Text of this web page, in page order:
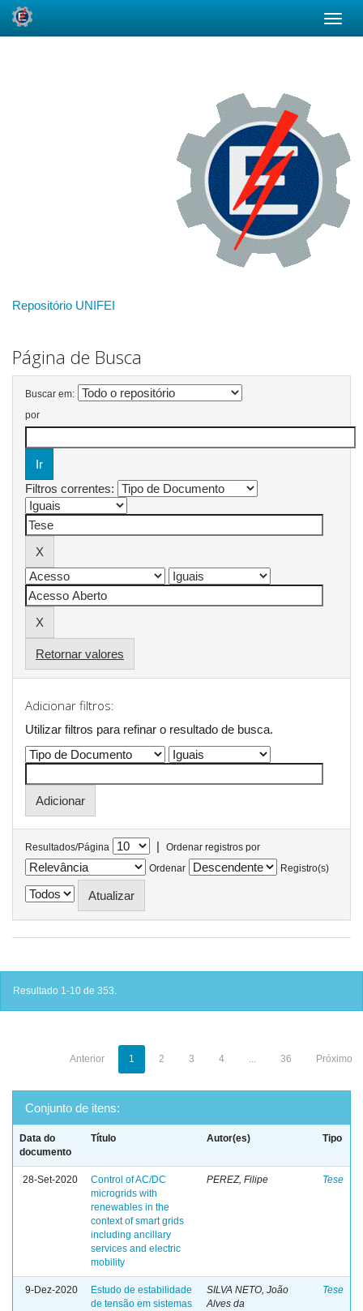
Repositório UNIFEI
Página de Busca
Buscar em:
por
Filtros correntes:
Retornar valores
Adicionar filtros:
Utilizar filtros para refinar o resultado de busca.
Resultados/Página |
Ordenar registros por
Ordenar
Registro(s)
Resultado 1-10 de 353.
Anterior 1 2 3 4 ... 36 Próximo
Conjunto de itens:
Data do
documento
Título Autor(es) Tipo
28-Set-2020
Control of AC/DC
microgrids with
renewables in the
context of smart grids
including ancillary
services and electric
mobility
PEREZ, Filipe Tese
9-Dez-2020
Estudo de estabilidade
de tensão em sistemas
SILVA NETO, João
Alves da
Tese